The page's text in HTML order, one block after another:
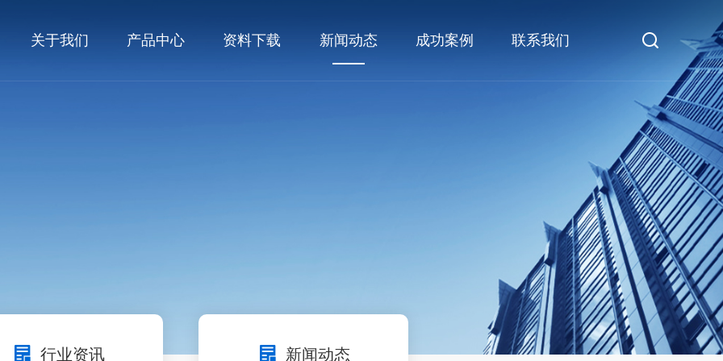
关于我们 产品中心 资料下载 新闻动态 成功案例 联系我们
行业资讯 新闻动态